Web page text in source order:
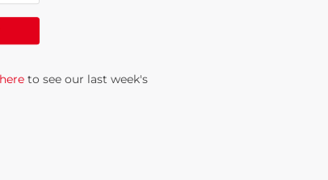
über Beschwerden der
von Kosten innerhalb Chinas, welche
ist es ratsam sich genauer mit den
ausländische Unternehmen gezwungen
an chinesische Unternehmen
to see our last week's